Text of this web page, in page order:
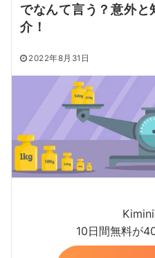
でなんて言う？意外
介！
2022年8月31日
10日間無料が